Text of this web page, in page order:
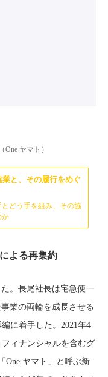
ヤマト）
と、その履行をめぐ
どう手を組み、その協
か
よる再集約
。長尾社長は宅急便一
業の両輪を成長させる
に着手した。2021年4
ィナンシャルを含むグ
One ヤマト」と呼ぶ新